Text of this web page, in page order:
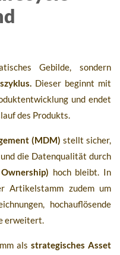
Gebilde, sondern
Dieser beginnt mit
und endet
des Produkts.
(MDM) stellt sicher,
die Datenqualität durch
hoch bleibt. In
Artikelstamm zudem um
hochauflösende
erweitert.
als strategisches Asset